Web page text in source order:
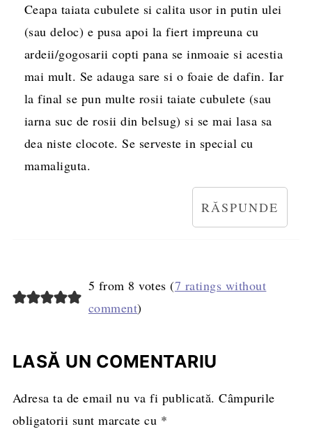
Ceapa taiata cubulete si calita usor in putin ulei
(sau deloc) e pusa apoi la fiert impreuna cu
ardeii/gogosarii copti pana se inmoaie si acestia
mai mult. Se adauga sare si o foaie de dafin. Iar
la final se pun multe rosii taiate cubulete (sau
iarna suc de rosii din belsug) si se mai lasa sa
dea niste clocote. Se serveste in special cu
mamaliguta.
RĂSPUNDE
5 from 8 votes (7 ratings without
comment)
LASĂ UN COMENTARIU
Adresa ta de email nu va fi publicată. Câmpurile
obligatorii sunt marcate cu *